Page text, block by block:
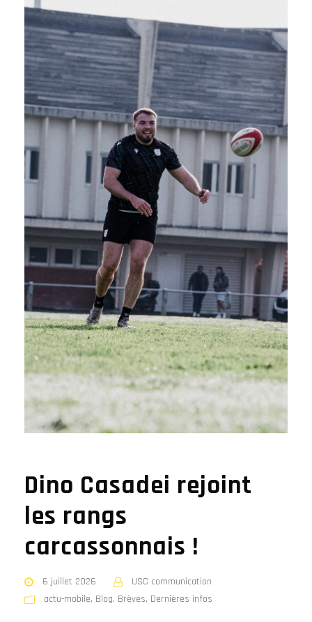
Dino Casadei rejoint
les rangs
carcassonnais !
6 juillet 2026
USC communication
actu-mobile, Blog, Brèves, Dernières infos